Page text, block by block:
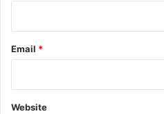
Email *
Website